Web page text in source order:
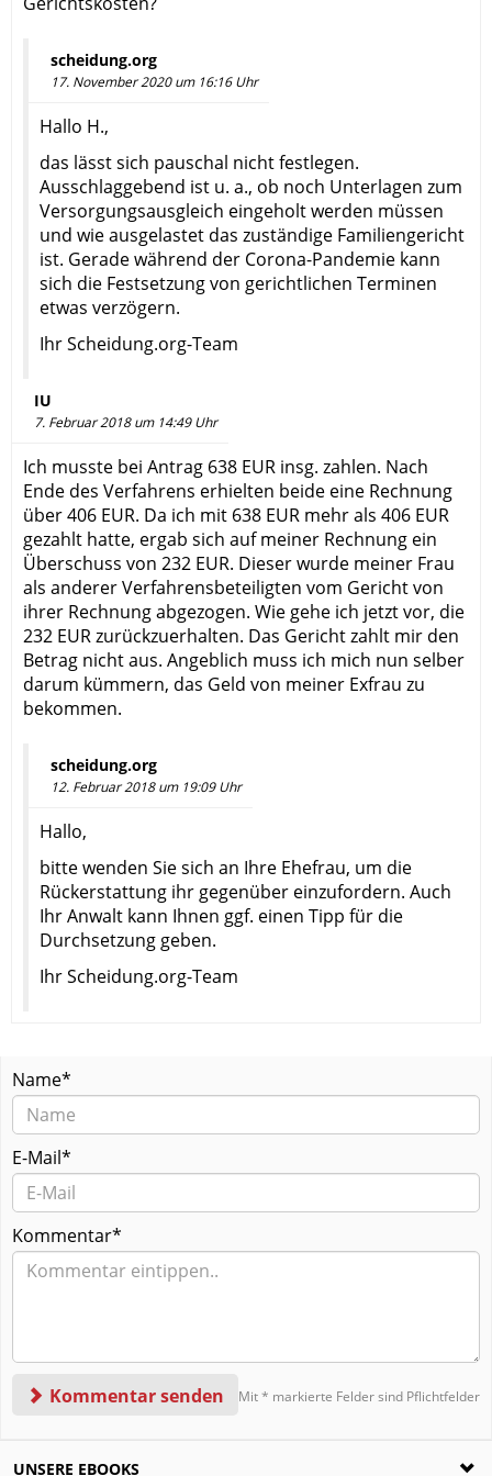
scheidung.org
17. November 2020 um 16:16 Uhr
Hallo H.,
das lässt sich pauschal nicht festlegen.
Ausschlaggebend ist u. a., ob noch Unterlagen zum
Versorgungsausgleich eingeholt werden müssen
und wie ausgelastet das zuständige Familiengericht
ist. Gerade während der Corona-Pandemie kann
sich die Festsetzung von gerichtlichen Terminen
etwas verzögern.
Ihr Scheidung.org-Team
IU
7. Februar 2018 um 14:49 Uhr
Ich musste bei Antrag 638 EUR insg. zahlen. Nach
Ende des Verfahrens erhielten beide eine Rechnung
über 406 EUR. Da ich mit 638 EUR mehr als 406 EUR
gezahlt hatte, ergab sich auf meiner Rechnung ein
Überschuss von 232 EUR. Dieser wurde meiner Frau
als anderer Verfahrensbeteiligten vom Gericht von
ihrer Rechnung abgezogen. Wie gehe ich jetzt vor, die
232 EUR zurückzuerhalten. Das Gericht zahlt mir den
Betrag nicht aus. Angeblich muss ich mich nun selber
darum kümmern, das Geld von meiner Exfrau zu
bekommen.
scheidung.org
12. Februar 2018 um 19:09 Uhr
Hallo,
bitte wenden Sie sich an Ihre Ehefrau, um die
Rückerstattung ihr gegenüber einzufordern. Auch
Ihr Anwalt kann Ihnen ggf. einen Tipp für die
Durchsetzung geben.
Ihr Scheidung.org-Team
Name*
E-Mail*
Kommentar*
Kommentar senden Mit * markierte Felder sind Pflichtfelder
UNSERE EBOOKS